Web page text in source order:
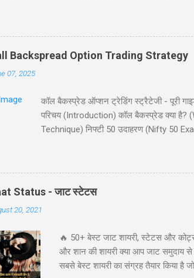
Disclaimer (अस्वीकरण) Introduction (परिचय)
वाले ट्रेडर्स के लिए आदर्श है। यह रणनीति दो कॉल
Backspread Option Trading Strategy
07, 2025
कॉल बैकस्प्रेड ऑप्शन ट्रेडिंग स्ट्रैटेजी - पूरी
परिचय (Introduction) कॉल बैकस्प्रेड क्या है?
Technique) निफ्टी 50 उदाहरण (Nifty 50
परिचय (Introduction) कॉल बैकस्प्रेड (Call
विशेष रूप से जब आपको बाजार में बड़ी उछाल
संभावना प्रद...
Status - जाट स्टेटस
20, 2021
🔥 50+ बेस्ट जाट शायरी, स्टेटस और
और शान की शायरी क्या आप जाट समुदाय
सबसे बेस्ट शायरी का संग्रह तैयार किया है